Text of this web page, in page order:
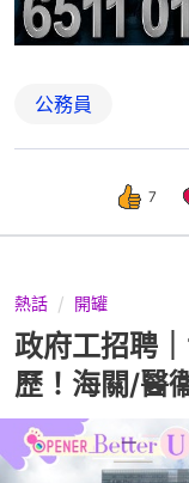
公務員
7
熱話 開罐
政府工招聘
歷！海關/醫